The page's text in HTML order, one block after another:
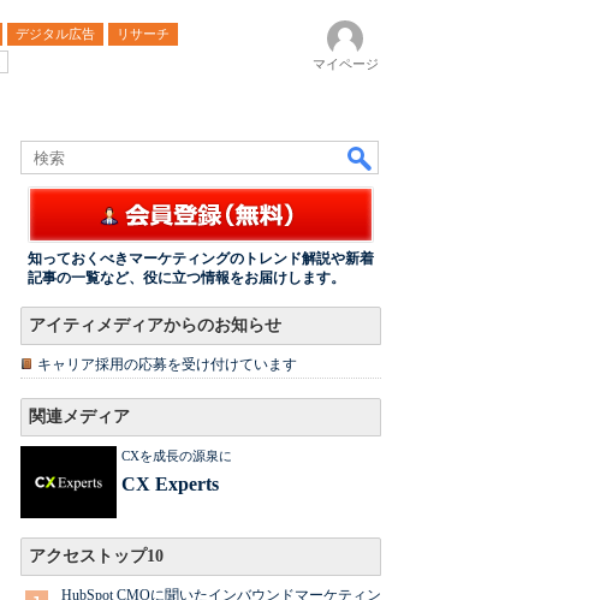
デジタル広告
リサーチ
マイページ
知っておくべきマーケティングのトレンド解説や新着
記事の一覧など、役に立つ情報をお届けします。
アイティメディアからのお知らせ
キャリア採用の応募を受け付けています
関連メディア
CXを成長の源泉に
CX Experts
アクセストップ10
HubSpot CMOに聞いたインバウンドマーケティン